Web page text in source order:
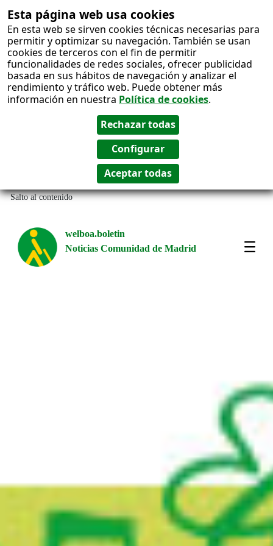
Esta página web usa cookies
En esta web se sirven cookies técnicas necesarias para
permitir y optimizar su navegación. También se usan
cookies de terceros con el fin de permitir
funcionalidades de redes sociales, ofrecer publicidad
basada en sus hábitos de navegación y analizar el
rendimiento y tráfico web. Puede obtener más
información en nuestra Política de cookies.
Salto al contenido
welboa.boletin
Noticias Comunidad de Madrid